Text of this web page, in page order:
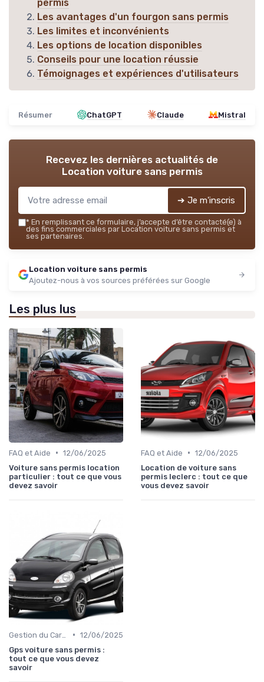
permis
Les avantages d'un fourgon sans permis
Les limites et inconvénients
Les options de location disponibles
Conseils pour une location réussie
Témoignages et expériences d'utilisateurs
Résumer ChatGPT Claude Mistral
Recevez les dernières actualités de
Location voiture sans permis
➔ Je m'inscris
* En remplissant ce formulaire, j’accepte d’être contacté(e) à
des fins commerciales par Location voiture sans permis et
ses partenaires.
Location voiture sans permis
Ajoutez-nous à vos sources préférées sur Google
Les plus lus
FAQ et Aide • 12/06/2025
Voiture sans permis location
particulier : tout ce que vous
devez savoir
FAQ et Aide • 12/06/2025
Location de voiture sans
permis leclerc : tout ce que
vous devez savoir
• 12/06/2025
Gps voiture sans permis :
tout ce que vous devez
savoir